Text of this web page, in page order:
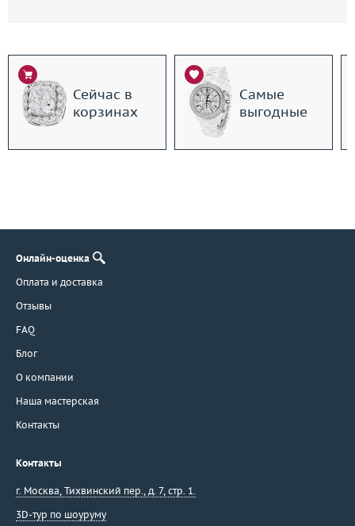
Сейчас в
корзинах
Самые
выгодные
Онлайн-оценка
Оплата и доставка
Отзывы
FAQ
Блог
О компании
Наша мастерская
Контакты
Контакты
г. Москва, Тихвинский пер., д. 7, стр. 1.
3D-тур по шоуруму